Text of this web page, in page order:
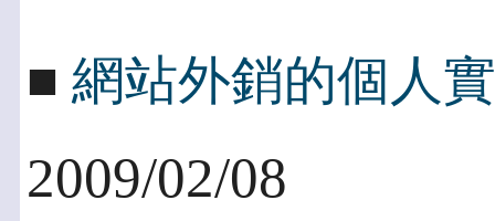
■ 網站外銷的個人
2009/02/08